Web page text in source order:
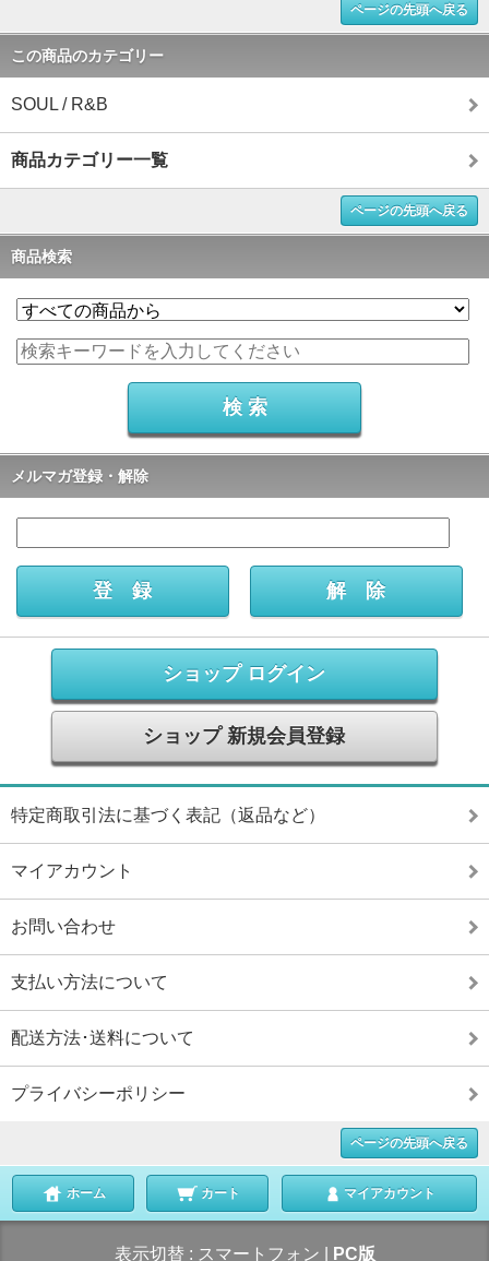
ページの先頭へ戻る
この商品のカテゴリー
SOUL / R&B
商品カテゴリー一覧
ページの先頭へ戻る
商品検索
メルマガ登録・解除
ショップ ログイン
ショップ 新規会員登録
特定商取引法に基づく表記（返品など）
マイアカウント
お問い合わせ
支払い方法について
配送方法･送料について
プライバシーポリシー
ページの先頭へ戻る
ホーム カート マイアカウント
表示切替 : スマートフォン PC版